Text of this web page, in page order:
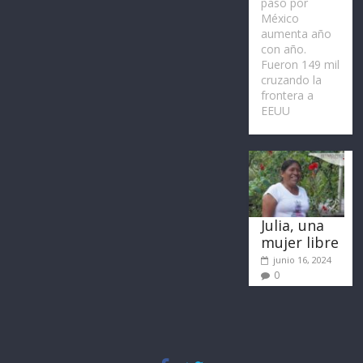
paso por
México
aumenta año
con año.
Fueron 149 mil
cruzando la
frontera a
EEUU
Julia, una
mujer libre
junio 16, 2024
0